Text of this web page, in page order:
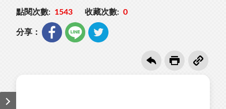
點閱次數: 1543 收藏次數: 0
分享：